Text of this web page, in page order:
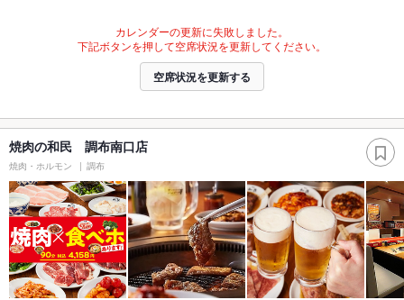
カレンダーの更新に失敗しました。
下記ボタンを押して空席状況を更新してください。
空席状況を更新する
焼肉の和民 調布南口店
焼肉・ホルモン 調布